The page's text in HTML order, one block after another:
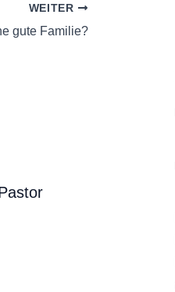
WEITER
gute Familie?